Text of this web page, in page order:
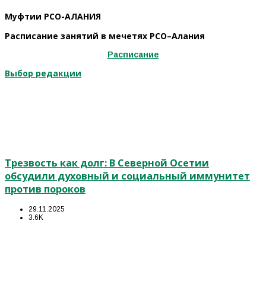
Муфтии РСО-АЛАНИЯ
Расписание занятий в мечетях РСО–Алания
Расписание
Выбор редакции
Трезвость как долг: В Северной Осетии
обсудили духовный и социальный иммунитет
против пороков
29.11.2025
3.6K